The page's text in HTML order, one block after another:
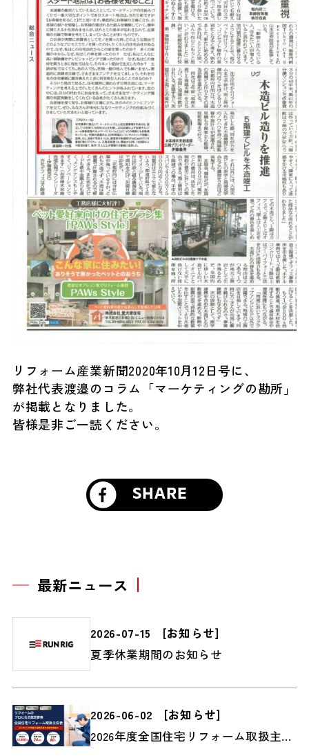
リフォーム産業新聞2020年10月12日号に、
弊社代表渡邉のコラム「マーケティングの勘所」
が掲載となりました。
皆様是非ご一読ください。
SHARE
最新ニュース
2026-07-15 [お知らせ]
夏季休業期間のお知らせ
2026-06-02 [お知らせ]
2026年度全国住宅リフォーム取扱主任者2級検定受付スタート